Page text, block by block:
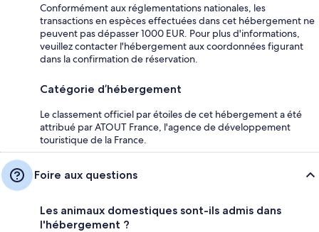
Conformément aux réglementations nationales, les
transactions en espèces effectuées dans cet hébergement ne
peuvent pas dépasser 1000 EUR. Pour plus d'informations,
veuillez contacter l'hébergement aux coordonnées figurant
dans la confirmation de réservation.
Catégorie d’hébergement
Le classement officiel par étoiles de cet hébergement a été
attribué par ATOUT France, l'agence de développement
touristique de la France.
Foire aux questions
Les animaux domestiques sont-ils admis dans
l'hébergement ?